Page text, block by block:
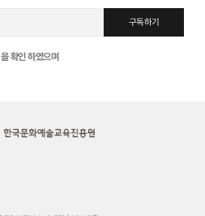
구독하기
을 확인 하였으며